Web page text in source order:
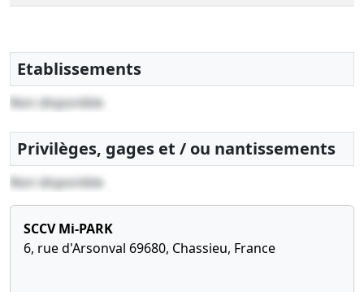
Etablissements
Non disponible
Privilèges, gages et / ou nantissements
Non disponible
SCCV Mi-PARK
6, rue d'Arsonval 69680, Chassieu, France